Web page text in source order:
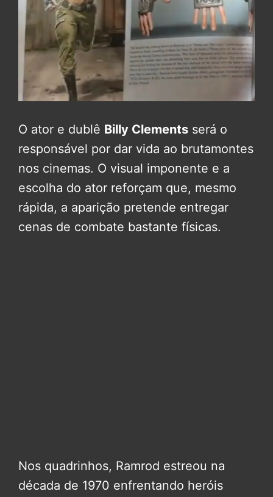
O ator e dublê Billy Clements será o
responsável por dar vida ao brutamontes
nos cinemas. O visual imponente e a
escolha do ator reforçam que, mesmo
rápida, a aparição pretende entregar
cenas de combate bastante físicas.
Nos quadrinhos, Ramrod estreou na
década de 1970 enfrentando heróis